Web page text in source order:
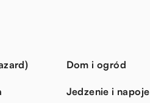
Dom i ogród
Jedzenie i napoje